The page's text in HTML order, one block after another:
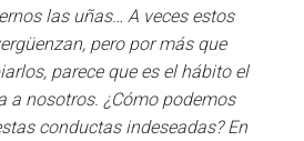
las uñas… A veces estos
pero por más que
parece que es el hábito el
a nosotros. ¿Cómo podemos
conductas indeseadas? En